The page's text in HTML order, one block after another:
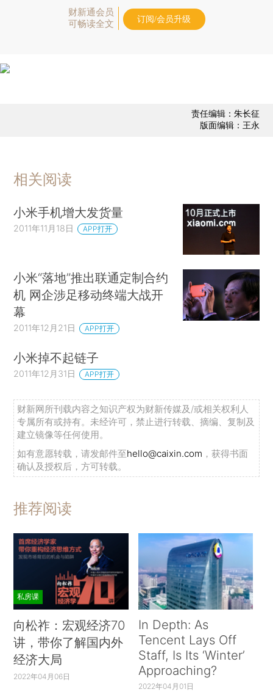
财新通会员
可畅读全文
订阅/会员升级
责任编辑：朱长征
版面编辑：王永
相关阅读
小米手机增大发货量
2011年11月18日 APP打开
小米“落地”推出联通定制合约
机 网企涉足移动终端大战开
幕
2011年12月21日 APP打开
小米掉不起链子
2011年12月31日 APP打开
财新网所刊载内容之知识产权为财新传媒及/或相关权利人
专属所有或持有。未经许可，禁止进行转载、摘编、复制及
建立镜像等任何使用。
如有意愿转载，请发邮件至hello@caixin.com ，获得书面
确认及授权后，方可转载。
推荐阅读
私房课
向松祚：宏观经济70
讲，带你了解国内外
经济大局
2022年04月06日
In Depth: As
Tencent Lays Off
Staff, Is Its ‘Winter’
Approaching?
2022年04月01日